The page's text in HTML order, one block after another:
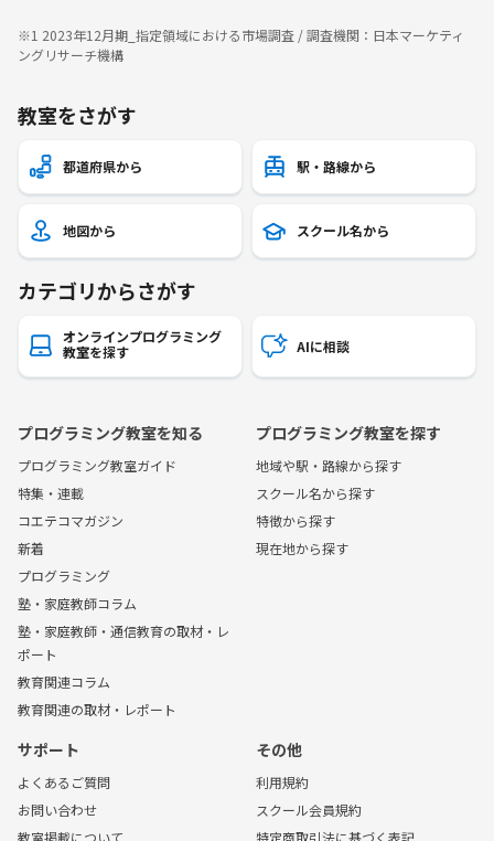
※1 2023年12月期_指定領域における市場調査 / 調査機関：日本マーケティ
ングリサーチ機構
教室をさがす
都道府県から 駅・路線から
地図から スクール名から
カテゴリからさがす
オンラインプログラミング
教室を探す
AIに相談
プログラミング教室を知る
プログラミング教室ガイド
特集・連載
コエテコマガジン
新着
プログラミング
塾・家庭教師コラム
塾・家庭教師・通信教育の取材・レ
ポート
教育関連コラム
教育関連の取材・レポート
プログラミング教室を探す
地域や駅・路線から探す
スクール名から探す
特徴から探す
現在地から探す
サポート
よくあるご質問
お問い合わせ
教室掲載について
その他
利用規約
スクール会員規約
特定商取引法に基づく表記